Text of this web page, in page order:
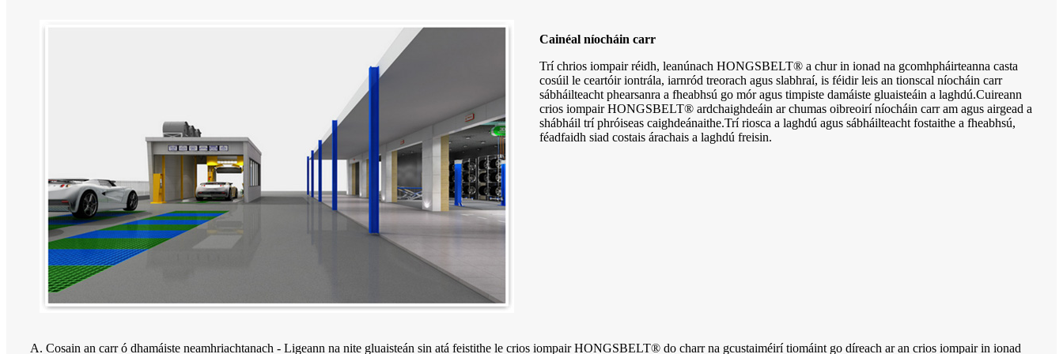
Cainéal níocháin carr
Trí chrios iompair réidh, leanúnach HONGSBELT® a chur in ionad na gcomhpháirteanna casta
cosúil le ceartóir iontrála, iarnród treorach agus slabhraí, is féidir leis an tionscal níocháin carr
sábháilteacht phearsanra a fheabhsú go mór agus timpiste damáiste gluaisteáin a laghdú.Cuireann
crios iompair HONGSBELT® ardchaighdeáin ar chumas oibreoirí níocháin carr am agus airgead a
shábháil trí phróiseas caighdeánaithe.Trí riosca a laghdú agus sábháilteacht fostaithe a fheabhsú,
féadfaidh siad costais árachais a laghdú freisin.
A. Cosain an carr ó dhamáiste neamhriachtanach - Ligeann na nite gluaisteán sin atá feistithe le crios iompair HONGSBELT® do charr na gcustaiméirí tiomáint go díreach ar an crios iompair in ionad